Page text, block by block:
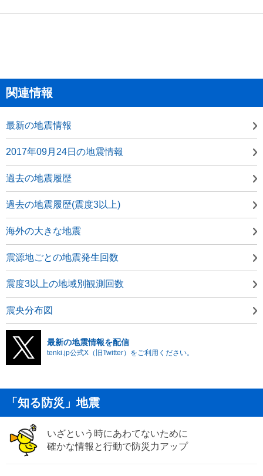
関連情報
最新の地震情報
2017年09月24日の地震情報
過去の地震履歴
過去の地震履歴(震度3以上)
海外の大きな地震
震源地ごとの地震発生回数
震度3以上の地域別観測回数
震央分布図
最新の地震情報を配信
tenki.jp公式X（旧Twitter）をご利用ください。
「知る防災」地震
いざという時にあわてないために
確かな情報と行動で防災力アップ